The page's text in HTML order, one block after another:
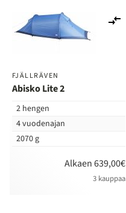
FJÄLLRÄVEN
Abisko Lite 2
2 hengen
4 vuodenajan
2070 g
Alkaen 639,00€
3 kauppaa